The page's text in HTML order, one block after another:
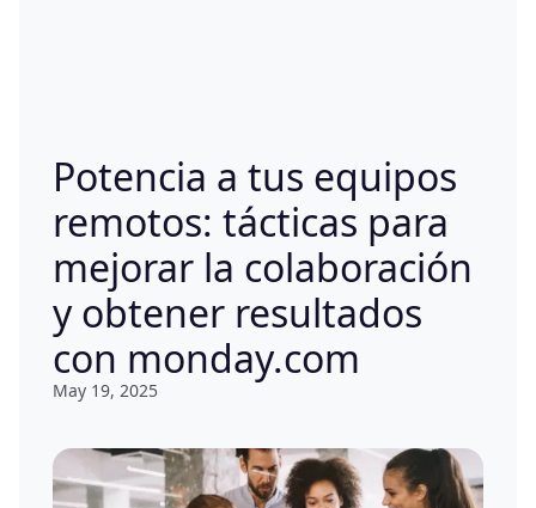
Potencia a tus equipos
remotos: tácticas para
mejorar la colaboración
y obtener resultados
con monday.com
May 19, 2025